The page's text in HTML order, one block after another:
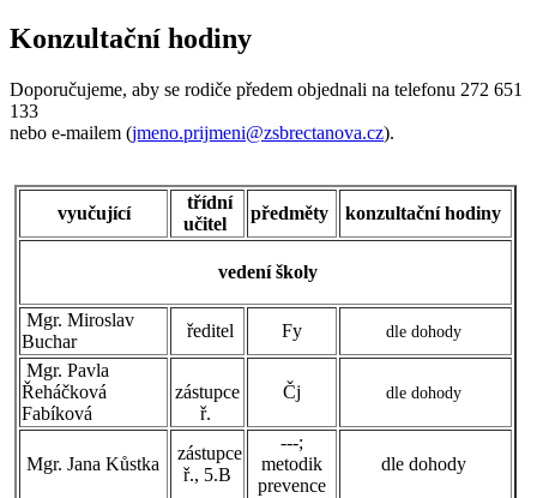
Konzultační hodiny
Doporučujeme, aby se rodiče předem objednali na telefonu 272 651
133
nebo e-mailem (jmeno.prijmeni@zsbrectanova.cz).
vyučující
třídní
učitel
předměty konzultační hodiny
vedení školy
Mgr. Miroslav
Buchar
ředitel Fy dle dohody
Mgr. Pavla
Řeháčková
Fabíková
zástupce
ř.
Čj dle dohody
Mgr. Jana Kůstka
zástupce
ř., 5.B
---;
metodik
prevence
dle dohody